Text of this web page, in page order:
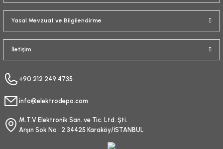
Yasal Mevzuat ve Bilgilendirme
İletişim
+90 212 249 4735
info@elektrodepo.com
M.T.V Elektronik San. ve Tic. Ltd. Şti.
Arşın Sok No : 2 34425 Karaköy/İSTANBUL